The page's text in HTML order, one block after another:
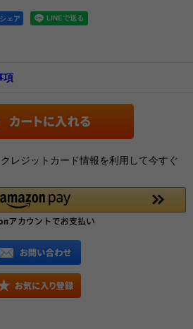
ェア
項
レジットカード情報を利用して今すぐ